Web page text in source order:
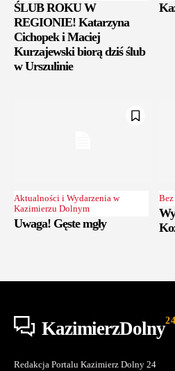
ŚLUB ROKU W
REGIONIE! Katarzyna
Cichopek i Maciej
Kurzajewski biorą dziś ślub
w Urszulinie
Aktualności i Wydarzenia w
Kazimierzu Dolnym
Uwaga! Gęste mgły
KazimierzDolny
Redakcja Portalu Kazimierz Dolny 24